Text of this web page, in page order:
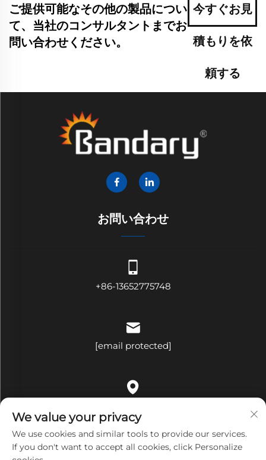
ご提供可能なその他の製品につい
て、当社のコンサルタントまでお
問い合わせください。
今すぐお見
積もりを依
頼する
お問い合わせ
+86-13652775748
[email protected]
509号室
We value your privacy
We use cookies and similar tools to provide our services.
If you don't want to accept all cookies, click Personalize